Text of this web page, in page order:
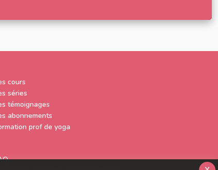
cours
séries
témoignages
abonnements
prof de yoga